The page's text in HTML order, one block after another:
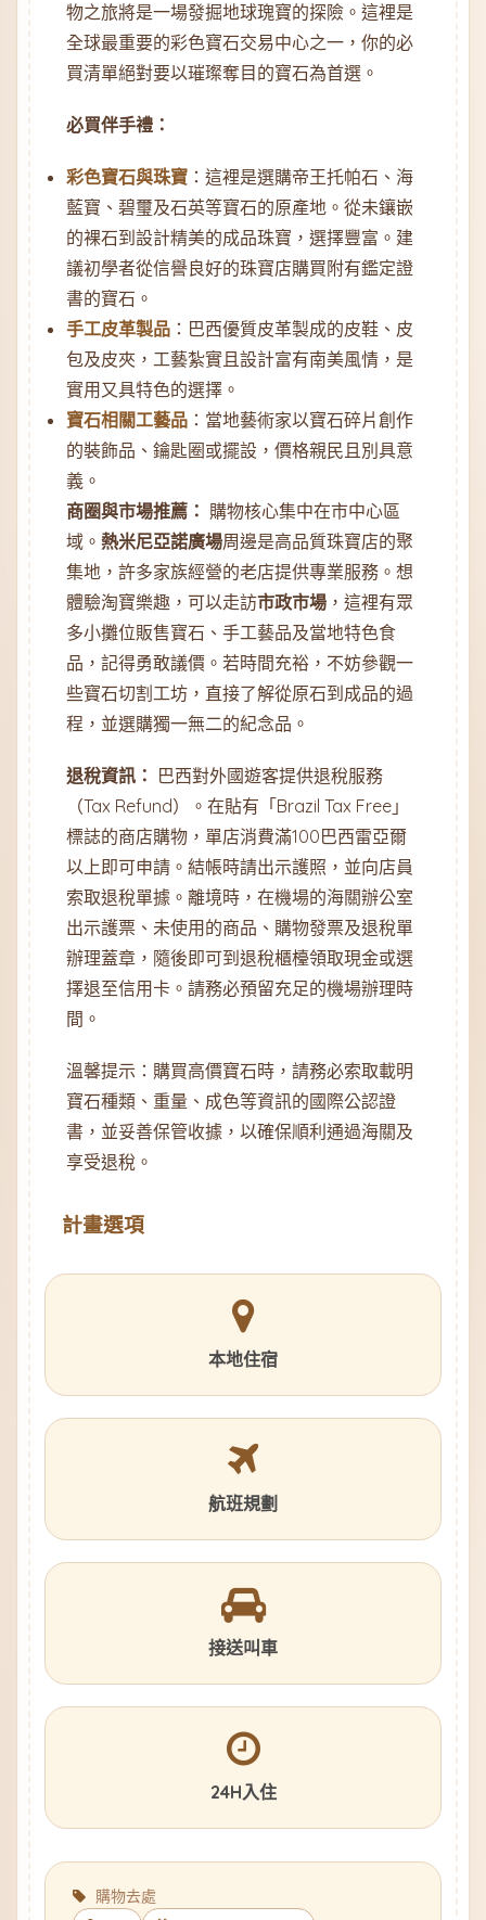
物之旅將是一場發掘地球瑰寶的探險。這裡是
全球最重要的彩色寶石交易中心之一，你的必
買清單絕對要以璀璨奪目的寶石為首選。
必買伴手禮：
彩色寶石與珠寶 ：這裡是選購帝王托帕石、海
藍寶、碧璽及石英等寶石的原產地。從未鑲嵌
的裸石到設計精美的成品珠寶，選擇豐富。建
議初學者從信譽良好的珠寶店購買附有鑑定證
書的寶石。
手工皮革製品 ：巴西優質皮革製成的皮鞋、皮
包及皮夾，工藝紮實且設計富有南美風情，是
實用又具特色的選擇。
寶石相關工藝品 ：當地藝術家以寶石碎片創作
的裝飾品、鑰匙圈或擺設，價格親民且別具意
義。
商圈與市場推薦： 購物核心集中在市中心區
域。 熱米尼亞諾廣場周邊是高品質珠寶店的聚
集地，許多家族經營的老店提供專業服務。想
體驗淘寶樂趣，可以走訪市政市場 ，這裡有眾
多小攤位販售寶石、手工藝品及當地特色食
品，記得勇敢議價。若時間充裕，不妨參觀一
些寶石切割工坊，直接了解從原石到成品的過
程，並選購獨一無二的紀念品。
退稅資訊： 巴西對外國遊客提供退稅服務
（Tax Refund）。在貼有「Brazil Tax Free」
標誌的商店購物，單店消費滿100巴西雷亞爾
以上即可申請。結帳時請出示護照，並向店員
索取退稅單據。離境時，在機場的海關辦公室
出示護票、未使用的商品、購物發票及退稅單
辦理蓋章，隨後即可到退稅櫃檯領取現金或選
擇退至信用卡。請務必預留充足的機場辦理時
間。
溫馨提示：購買高價寶石時，請務必索取載明
寶石種類、重量、成色等資訊的國際公認證
書，並妥善保管收據，以確保順利通過海關及
享受退稅。
計畫選項
本地住宿
航班規劃
接送叫車
24H入住
購物去處